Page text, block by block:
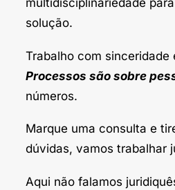
multidisciplinariedade
solução.
Trabalho com sinceridade
Processos são sobre
números.
Marque uma consulta e
dúvidas, vamos trabalhar
Aqui não falamos